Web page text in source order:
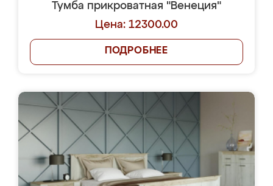
Тумба прикроватная "Венеция"
Цена: 12300.00
ПОДРОБНЕЕ